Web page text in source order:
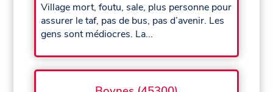
Village mort, foutu, sale, plus personne pour
assurer le taf, pas de bus, pas d’avenir. Les
gens sont médiocres. La...